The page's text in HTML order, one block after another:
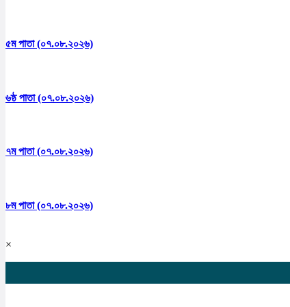
৫ম পাতা (০৭.০৮.২০২৬)
৬ষ্ঠ পাতা (০৭.০৮.২০২৬)
৭ম পাতা (০৭.০৮.২০২৬)
৮ম পাতা (০৭.০৮.২০২৬)
×